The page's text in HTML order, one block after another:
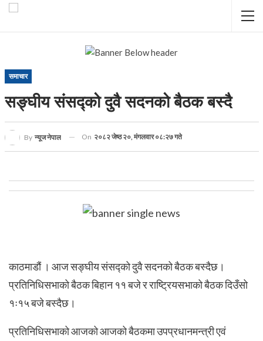
समाचार
सङ्घीय संसद्को दुवै सदनको बैठक बस्दै
By न्यूज नेपाल On २०८२ जेष्ठ २०, मंगलवार ०८:२७ गते
काठमाडौं । आज सङ्घीय संसद्को दुवै सदनको बैठक बस्दैछ।
प्रतिनिधिसभाको बैठक बिहान ११ बजे र राष्ट्रियसभाको बैठक दिउँसो
१ः१५ बजे बस्दैछ।
प्रतिनिधिसभाको आजको आजको बैठकमा उपप्रधानमन्त्री एवं